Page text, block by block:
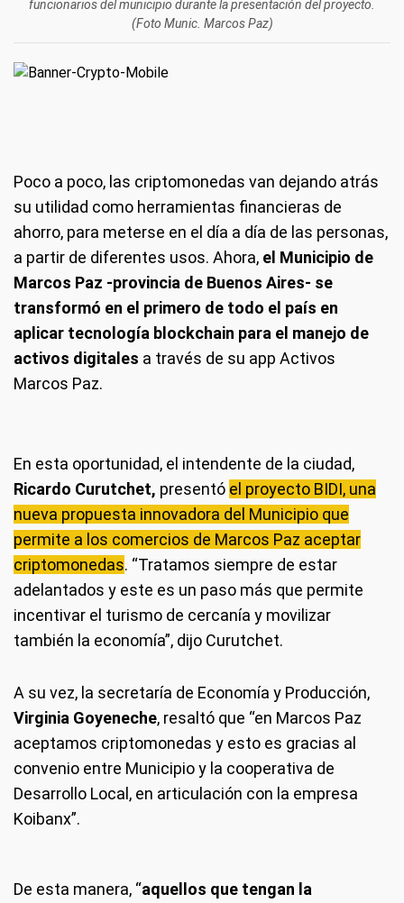
funcionarios del municipio durante la presentación del proyecto.
(Foto Munic. Marcos Paz)
Poco a poco, las criptomonedas van dejando atrás
su utilidad como herramientas financieras de
ahorro, para meterse en el día a día de las personas,
a partir de diferentes usos. Ahora, el Municipio de
Marcos Paz -provincia de Buenos Aires- se
transformó en el primero de todo el país en
aplicar tecnología blockchain para el manejo de
activos digitales a través de su app Activos
Marcos Paz.
En esta oportunidad, el intendente de la ciudad,
Ricardo Curutchet, presentó el proyecto BIDI, una
nueva propuesta innovadora del Municipio que
permite a los comercios de Marcos Paz aceptar
criptomonedas. “Tratamos siempre de estar
adelantados y este es un paso más que permite
incentivar el turismo de cercanía y movilizar
también la economía”, dijo Curutchet.
A su vez, la secretaría de Economía y Producción,
Virginia Goyeneche, resaltó que “en Marcos Paz
aceptamos criptomonedas y esto es gracias al
convenio entre Municipio y la cooperativa de
Desarrollo Local, en articulación con la empresa
Koibanx”.
De esta manera, “aquellos que tengan la